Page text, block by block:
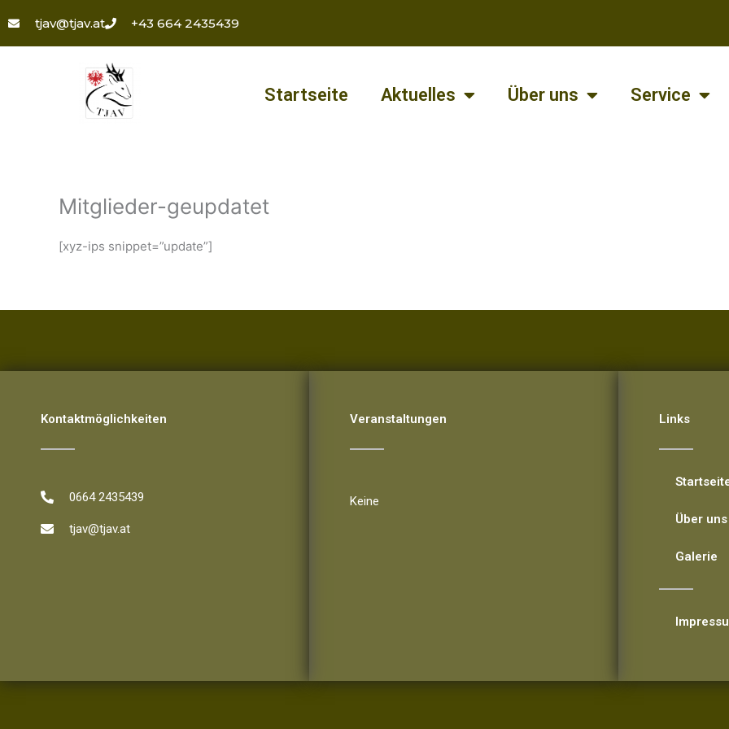
Inhalt
springen
tjav@tjav.at +43 664 2435439
Startseite Aktuelles Über uns Service
Mitglieder-geupdatet
[xyz-ips snippet=”update”]
Kontaktmöglichkeiten
0664 2435439
tjav@tjav.at
Veranstaltungen
Keine
Links
Über uns
Galerie